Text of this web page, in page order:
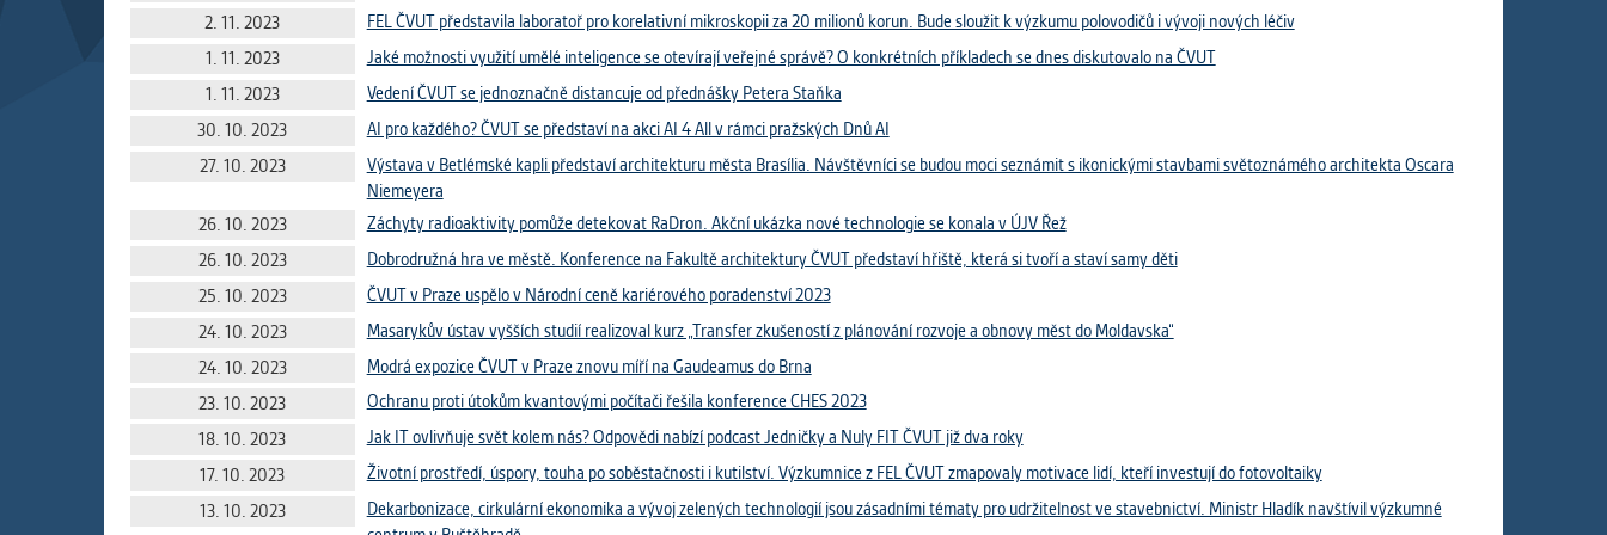
Slouží pro získávání anonymizovaných statistických údajů, které nám
pomáhají vylepšovat naše aplikace. Zpravidla jde o cookies systémů třetích
stran, které k těmto účelům využíváme.
MARKETINGOVÉ
Využívané za účelem zobrazení správných nabídek a cílení obsahu podle
Vašich preferencí. Zpravidla jde o cookies systémů třetích stran, které nám s
analýzou uživatelského chování pomáhají.
OSTATNÍ
Cookies, které aplikace nedokáže zařadit. Naším cílem je, aby tato kategorie
zůstala prázdná a všechny cookies byly přiřazeny do některé z kategorií
uvedených výše.
2. 11. 2023
FEL ČVUT představila laboratoř pro korelativní mikroskopii za 20 milionů korun. Bude sloužit k výzkumu polovodičů i vývoji nových léčiv
1. 11. 2023
Jaké možnosti využití umělé inteligence se otevírají veřejné správě? O konkrétních příkladech se dnes diskutovalo na ČVUT
1. 11. 2023
Vedení ČVUT se jednoznačně distancuje od přednášky Petera Staňka
30. 10. 2023
AI pro každého? ČVUT se představí na akci AI 4 All v rámci pražských Dnů AI
27. 10. 2023
Výstava v Betlémské kapli představí architekturu města Brasília. Návštěvníci se budou moci seznámit s ikonickými stavbami světoznámého architekta Oscara
Niemeyera
26. 10. 2023
Záchyty radioaktivity pomůže detekovat RaDron. Akční ukázka nové technologie se konala v ÚJV Řež
26. 10. 2023
Dobrodružná hra ve městě. Konference na Fakultě architektury ČVUT představí hřiště, která si tvoří a staví samy děti
25. 10. 2023
ČVUT v Praze uspělo v Národní ceně kariérového poradenství 2023
24. 10. 2023
Masarykův ústav vyšších studií realizoval kurz „Transfer zkušeností z plánování rozvoje a obnovy měst do Moldavska“
24. 10. 2023
Modrá expozice ČVUT v Praze znovu míří na Gaudeamus do Brna
23. 10. 2023
Ochranu proti útokům kvantovými počítači řešila konference CHES 2023
18. 10. 2023
Jak IT ovlivňuje svět kolem nás? Odpovědi nabízí podcast Jedničky a Nuly FIT ČVUT již dva roky
17. 10. 2023
Životní prostředí, úspory, touha po soběstačnosti i kutilství. Výzkumnice z FEL ČVUT zmapovaly motivace lidí, kteří investují do fotovoltaiky
13. 10. 2023
Dekarbonizace, cirkulární ekonomika a vývoj zelených technologií jsou zásadními tématy pro udržitelnost ve stavebnictví. Ministr Hladík navštívil výzkumné